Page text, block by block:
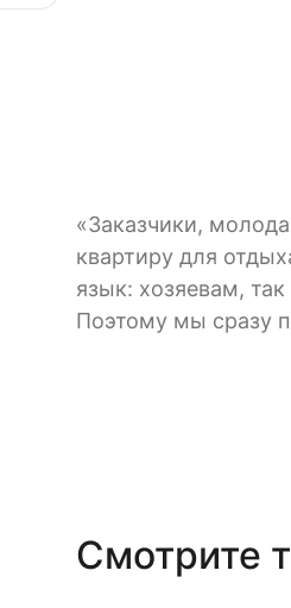
«Заказчики,
квартиру для
язык: хозяевам,
Поэтому мы сразу
Смотрите